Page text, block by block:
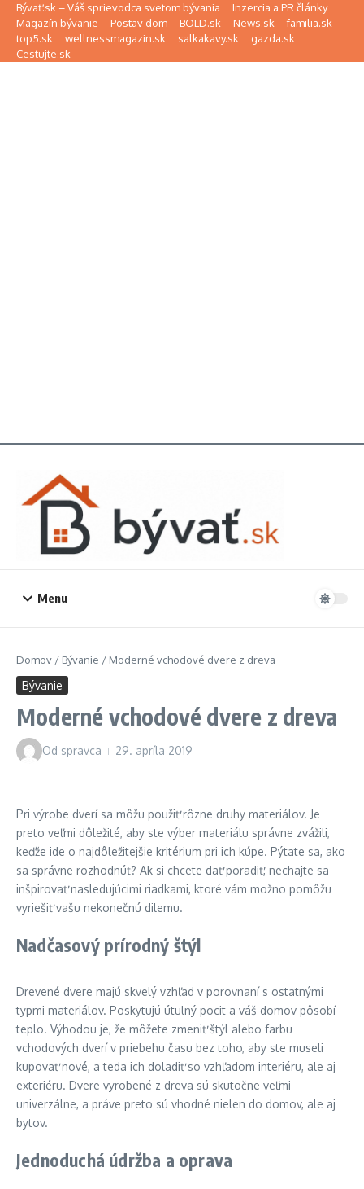
Preskočiť na obsah
Bývať.sk – Váš sprievodca svetom bývania
Inzercia a PR články
Magazín bývanie
Postav dom BOLD.sk News.sk
familia.sk
top5.sk
wellnessmagazin.sk salkakavy.sk
gazda.sk
Cestujte.sk
Menu
Domov / Bývanie / Moderné vchodové dvere z dreva
Bývanie
Moderné vchodové dvere z dreva
Od spravca 29. apríla 2019
Pri výrobe dverí sa môžu použiť rôzne druhy materiálov. Je
preto veľmi dôležité, aby ste výber materiálu správne zvážili,
keďže ide o najdôležitejšie kritérium pri ich kúpe. Pýtate sa, ako
sa správne rozhodnúť? Ak si chcete dať poradiť, nechajte sa
inšpirovať nasledujúcimi riadkami, ktoré vám možno pomôžu
vyriešiť vašu nekonečnú dilemu.
Nadčasový prírodný štýl
Drevené dvere majú skvelý vzhľad v porovnaní s ostatnými
typmi materiálov. Poskytujú útulný pocit a váš domov pôsobí
teplo. Výhodou je, že môžete zmeniť štýl alebo farbu
vchodových dverí v priebehu času bez toho, aby ste museli
kupovať nové, a teda ich doladiť so vzhľadom interiéru, ale aj
exteriéru. Dvere vyrobené z dreva sú skutočne veľmi
univerzálne, a práve preto sú vhodné nielen do domov, ale aj
bytov.
Jednoduchá údržba a oprava